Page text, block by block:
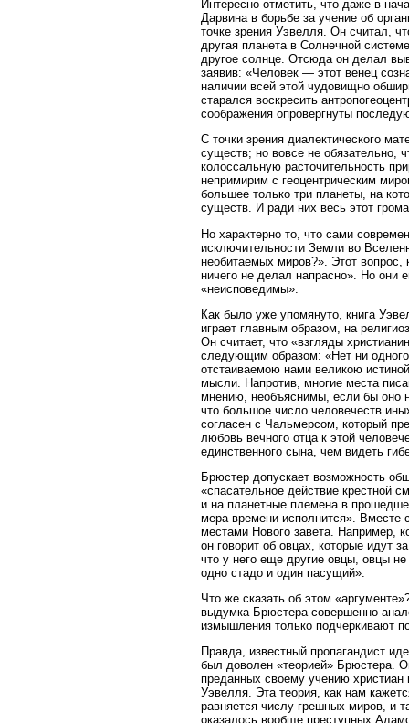
Интересно отметить, что даже в
Дарвина в борьбе за учение об
точке зрения Уэвелля. Он считал,
другая планета в Солнечной
другое солнце. Отсюда он делал
заявив: «Человек — этот венец
наличии всей этой чудовищно
старался воскресить
соображения опровергнуты
С точки зрения диалектического
существ; но вовсе не обязательно,
колоссальную расточительность
непримирим с геоцентрическим
большее только три планеты, на
существ. И ради них весь этот
Но характерно то, что сами
исключительности Земли во
необитаемых миров?». Этот вопрос,
ничего не делал напрасно». Но они
«неисповедимы».
Как было уже упомянуто, книга
играет главным образом, на
Он считает, что «взгляды
следующим образом: «Нет ни
отстаиваемою нами великою
мысли. Напротив, многие места
мнению, необъяснимы, если бы оно
что большое число человечеств
согласен с Чальмерсом, который
любовь вечного отца к этой
единственного сына, чем видеть
Брюстер допускает возможность
«спасательное действие крестной
и на планетные племена в
мера времени исполнится». Вместе
местами Нового завета. Например,
он говорит об овцах, которые идут
что у него еще другие овцы, овцы
одно стадо и один пасущий».
Что же сказать об этом
выдумка Брюстера совершенно
измышления только подчеркивают
Правда, известный пропагандист
был доволен «теорией» Брюстера.
преданных своему учению христиан
Уэвелля. Эта теория, как нам
равняется числу грешных миров, и
оказалось вообще преступных